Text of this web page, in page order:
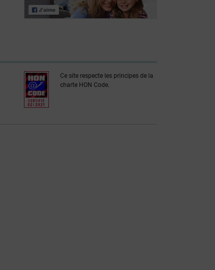
Fiorente,
ALWB
Prof. Virginie De
Wilde
Ce site respecte les principes de la
charte HON Code.